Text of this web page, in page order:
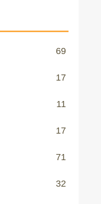
69
17
11
17
71
32